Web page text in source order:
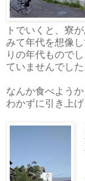
トでいくと、寮
みて年代を想像
りの年代もので
ていませんでした
なんか食べよう
わかずに引き上げ